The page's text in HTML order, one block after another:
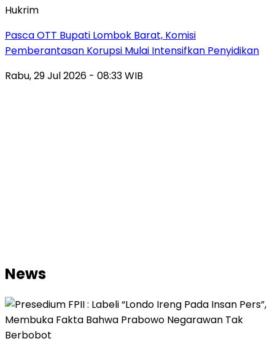
Hukrim
Pasca OTT Bupati Lombok Barat, Komisi
Pemberantasan Korupsi Mulai Intensifkan Penyidikan
Rabu, 29 Jul 2026 - 08:33 WIB
News